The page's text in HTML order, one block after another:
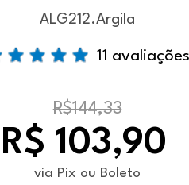
ALG212.Argila
11 avaliações
R$144,33
R$ 103,90
via Pix ou Boleto